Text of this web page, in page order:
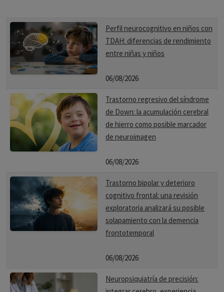
Perfil neurocognitivo en niños con
TDAH: diferencias de rendimiento
entre niñas y niños
06/08/2026
Trastorno regresivo del síndrome
de Down: la acumulación cerebral
de hierro como posible marcador
de neuroimagen
06/08/2026
Trastorno bipolar y deterioro
cognitivo frontal: una revisión
exploratoria analizará su posible
solapamiento con la demencia
frontotemporal
06/08/2026
Neuropsiquiatría de precisión: